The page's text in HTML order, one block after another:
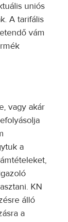
uniós
A tarifális
vám
vagy akár
a
KN
álló
a